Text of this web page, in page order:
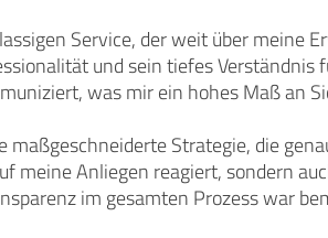
Service, der weit über meine
und sein tiefes
was mir ein hohes Maß an
maßgeschneiderte Strategie, die
meine Anliegen reagiert, sondern
im gesamten Prozess war